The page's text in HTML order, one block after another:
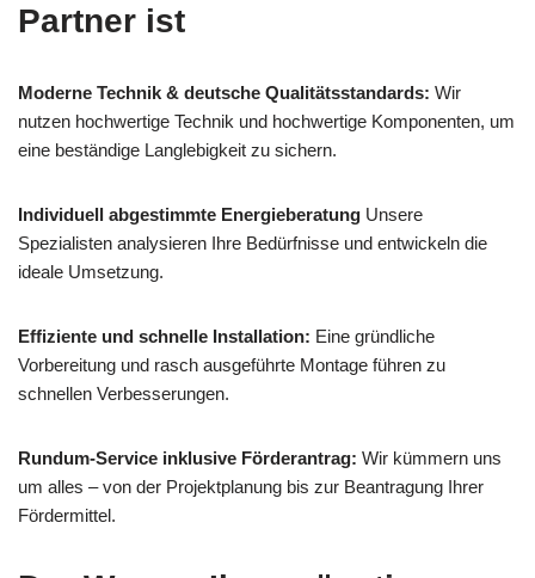
Partner ist
Moderne Technik & deutsche Qualitätsstandards: Wir
nutzen hochwertige Technik und hochwertige Komponenten, um
eine beständige Langlebigkeit zu sichern.
Individuell abgestimmte Energieberatung Unsere
Spezialisten analysieren Ihre Bedürfnisse und entwickeln die
ideale Umsetzung.
Effiziente und schnelle Installation: Eine gründliche
Vorbereitung und rasch ausgeführte Montage führen zu
schnellen Verbesserungen.
Rundum-Service inklusive Förderantrag: Wir kümmern uns
um alles – von der Projektplanung bis zur Beantragung Ihrer
Fördermittel.